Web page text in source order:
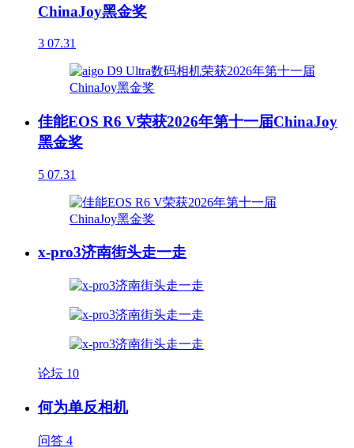
ChinaJoy黑金奖
3 07.31
佳能EOS R6 V荣获2026年第十一届ChinaJoy
黑金奖
5 07.31
x-pro3济南街头走一走
论坛 10
何为单反相机
问答 4